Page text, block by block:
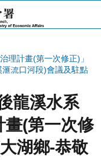
理計畫(第一次修正)」
流口河段)會議及駐點
龍溪水系
畫(第一次修
湖鄉-恭敬